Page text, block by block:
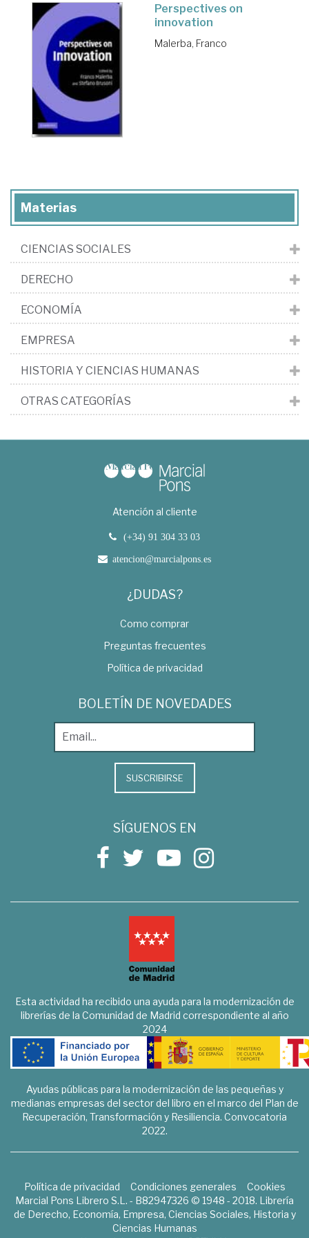
Perspectives on
innovation
Malerba, Franco
Materias
CIENCIAS SOCIALES
DERECHO
ECONOMÍA
EMPRESA
HISTORIA Y CIENCIAS HUMANAS
OTRAS CATEGORÍAS
Atención al cliente
(+34) 91 304 33 03
atencion@marcialpons.es
¿DUDAS?
Como comprar
Preguntas frecuentes
Política de privacidad
BOLETÍN DE NOVEDADES
SUSCRIBIRSE
SÍGUENOS EN
Esta actividad ha recibido una ayuda para la modernización de
librerías de la Comunidad de Madrid correspondiente al año
2024
Ayudas públicas para la modernización de las pequeñas y
medianas empresas del sector del libro en el marco del Plan de
Recuperación, Transformación y Resiliencia. Convocatoria
2022.
Política de privacidad Condiciones generales
Cookies
Marcial Pons Librero S.L. - B82947326 © 1948 - 2018. Librería
de Derecho, Economía, Empresa, Ciencias Sociales, Historia y
Ciencias Humanas